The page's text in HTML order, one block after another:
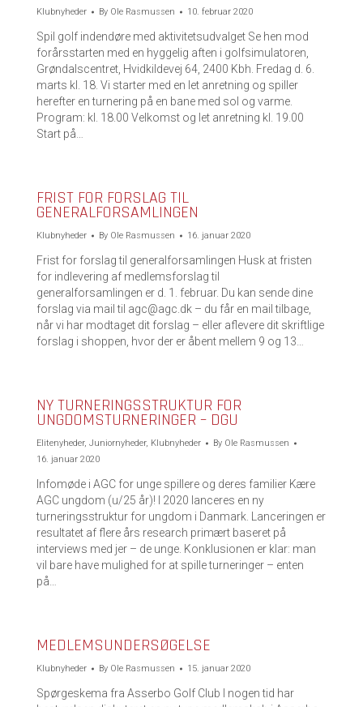
Klubnyheder By Ole Rasmussen 10. februar 2020
Spil golf indendøre med aktivitetsudvalget Se hen mod
forårsstarten med en hyggelig aften i golfsimulatoren,
Grøndalscentret, Hvidkildevej 64, 2400 Kbh. Fredag d. 6.
marts kl. 18. Vi starter med en let anretning og spiller
herefter en turnering på en bane med sol og varme.
Program: kl. 18.00 Velkomst og let anretning kl. 19.00
Start på…
FRIST FOR FORSLAG TIL
GENERALFORSAMLINGEN
Klubnyheder By Ole Rasmussen 16. januar 2020
Frist for forslag til generalforsamlingen Husk at fristen
for indlevering af medlemsforslag til
generalforsamlingen er d. 1. februar. Du kan sende dine
forslag via mail til agc@agc.dk – du får en mail tilbage,
når vi har modtaget dit forslag – eller aflevere dit skriftlige
forslag i shoppen, hvor der er åbent mellem 9 og 13…
NY TURNERINGSSTRUKTUR FOR
UNGDOMSTURNERINGER – DGU
Elitenyheder, Juniornyheder, Klubnyheder By Ole Rasmussen
16. januar 2020
Infomøde i AGC for unge spillere og deres familier Kære
AGC ungdom (u/25 år)! I 2020 lanceres en ny
turneringsstruktur for ungdom i Danmark. Lanceringen er
resultatet af flere års research primært baseret på
interviews med jer – de unge. Konklusionen er klar: man
vil bare have mulighed for at spille turneringer – enten
på…
MEDLEMSUNDERSØGELSE
Klubnyheder By Ole Rasmussen 15. januar 2020
Spørgeskema fra Asserbo Golf Club I nogen tid har